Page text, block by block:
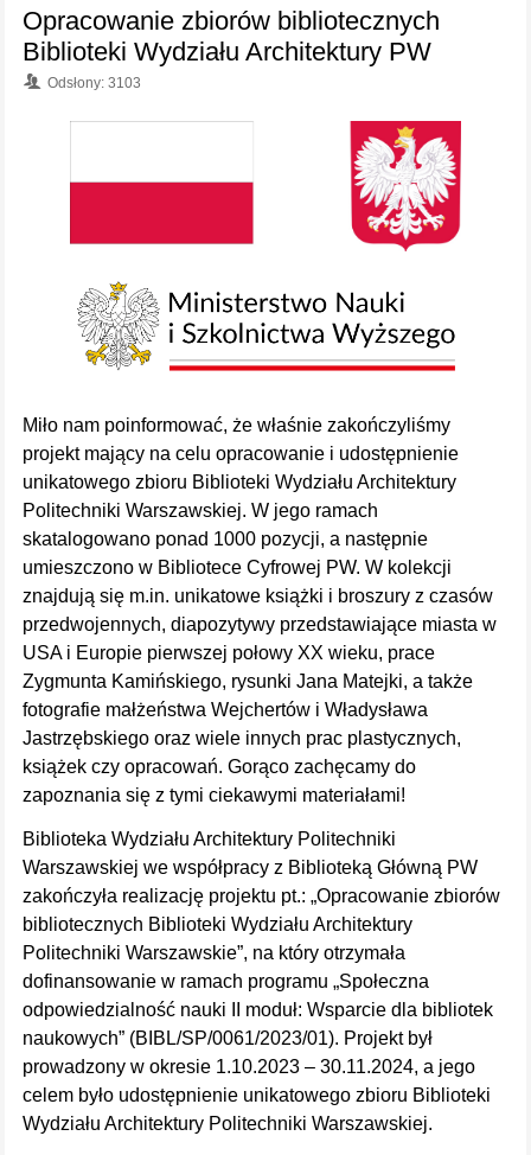
Opracowanie zbiorów bibliotecznych
Biblioteki Wydziału Architektury PW
Odsłony: 3103
Miło nam poinformować, że właśnie zakończyliśmy
projekt mający na celu opracowanie i udostępnienie
unikatowego zbioru Biblioteki Wydziału Architektury
Politechniki Warszawskiej. W jego ramach
skatalogowano ponad 1000 pozycji, a następnie
umieszczono w Bibliotece Cyfrowej PW. W kolekcji
znajdują się m.in. unikatowe książki i broszury z czasów
przedwojennych, diapozytywy przedstawiające miasta w
USA i Europie pierwszej połowy XX wieku, prace
Zygmunta Kamińskiego, rysunki Jana Matejki, a także
fotografie małżeństwa Wejchertów i Władysława
Jastrzębskiego oraz wiele innych prac plastycznych,
książek czy opracowań. Gorąco zachęcamy do
zapoznania się z tymi ciekawymi materiałami!
Biblioteka Wydziału Architektury Politechniki
Warszawskiej we współpracy z Biblioteką Główną PW
zakończyła realizację projektu pt.: „Opracowanie zbiorów
bibliotecznych Biblioteki Wydziału Architektury
Politechniki Warszawskie”, na który otrzymała
dofinansowanie w ramach programu „Społeczna
odpowiedzialność nauki II moduł: Wsparcie dla bibliotek
naukowych” (BIBL/SP/0061/2023/01). Projekt był
prowadzony w okresie 1.10.2023 – 30.11.2024, a jego
celem było udostępnienie unikatowego zbioru Biblioteki
Wydziału Architektury Politechniki Warszawskiej.